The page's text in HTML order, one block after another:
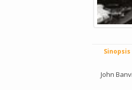
Sinopsis
John